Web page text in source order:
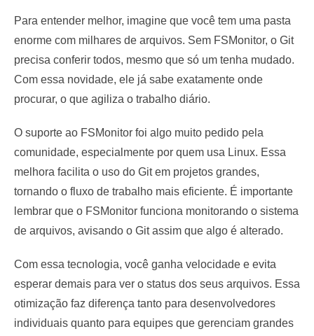
Para entender melhor, imagine que você tem uma pasta
enorme com milhares de arquivos. Sem FSMonitor, o Git
precisa conferir todos, mesmo que só um tenha mudado.
Com essa novidade, ele já sabe exatamente onde
procurar, o que agiliza o trabalho diário.
O suporte ao FSMonitor foi algo muito pedido pela
comunidade, especialmente por quem usa Linux. Essa
melhora facilita o uso do Git em projetos grandes,
tornando o fluxo de trabalho mais eficiente. É importante
lembrar que o FSMonitor funciona monitorando o sistema
de arquivos, avisando o Git assim que algo é alterado.
Com essa tecnologia, você ganha velocidade e evita
esperar demais para ver o status dos seus arquivos. Essa
otimização faz diferença tanto para desenvolvedores
individuais quanto para equipes que gerenciam grandes